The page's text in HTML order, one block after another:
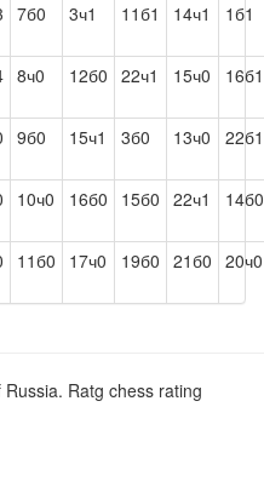
7б0 3ч1 11б1 14ч1 1б1
8ч0 12б0 22ч1 15ч0 16б1
9б0 15ч1 3б0 13ч0 22б1
10ч0 16б0 15б0 22ч1 14б0
11б0 17ч0 19б0 21б0 20ч0
Ratg chess rating